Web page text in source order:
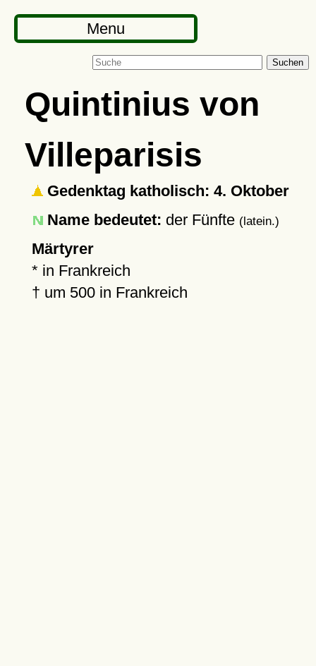
Menu
Suchen
Quintinius von
Villeparisis
Gedenktag katholisch: 4. Oktober
Name bedeutet: der Fünfte (latein.)
Märtyrer
* in Frankreich
† um 500in Frankreich